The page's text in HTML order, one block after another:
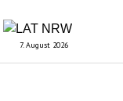
7. August 2026